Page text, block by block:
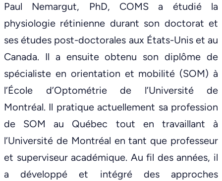
Paul Nemargut, PhD, COMS a étudié la
physiologie rétinienne durant son doctorat et
ses études post-doctorales aux États-Unis et au
Canada. Il a ensuite obtenu son diplôme de
spécialiste en orientation et mobilité (SOM) à
l’École d’Optométrie de l’Université de
Montréal. Il pratique actuellement sa profession
de SOM au Québec tout en travaillant à
l’Université de Montréal en tant que professeur
et superviseur académique. Au fil des années, il
a développé et intégré des approches